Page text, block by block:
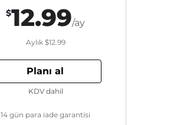
$12.99/ay
Aylık $12.99
Planı al
14 gün para iade garantisi
KDV dahil